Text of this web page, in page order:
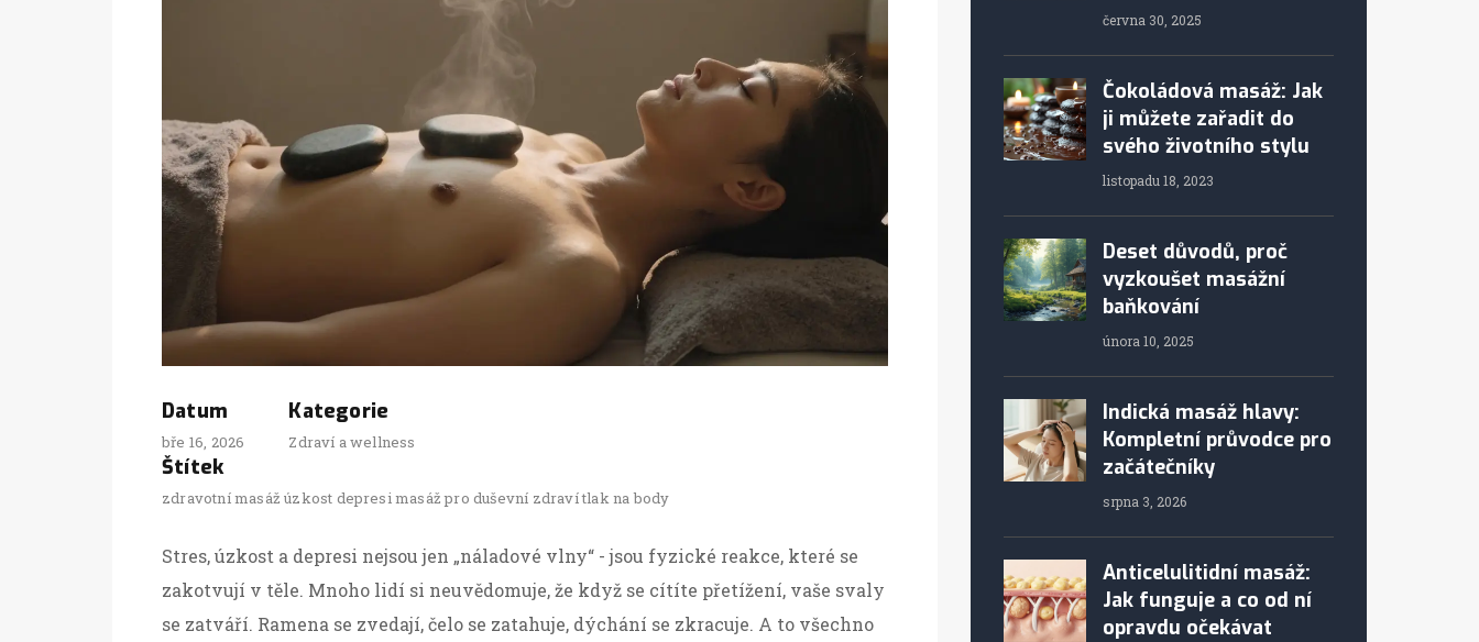
Datum
bře 16, 2026
Kategorie
Zdraví a wellness
Štítek
zdravotní masáž úzkost depresimasáž pro duševní zdravítlak na body
Stres, úzkost a depresi nejsou jen „náladové vlny“ - jsou fyzické reakce, které se
zakotvují v těle. Mnoho lidí si neuvědomuje, že když se cítíte přetížení, vaše svaly
se zatváří. Ramena se zvedají, čelo se zatahuje, dýchání se zkracuje. A to všechno
června 30, 2025
Čokoládová masáž: Jak
ji můžete zařadit do
svého životního stylu
listopadu 18, 2023
Deset důvodů, proč
vyzkoušet masážní
baňkování
února 10, 2025
Indická masáž hlavy:
Kompletní průvodce pro
začátečníky
srpna 3, 2026
Anticelulitidní masáž:
Jak funguje a co od ní
opravdu očekávat